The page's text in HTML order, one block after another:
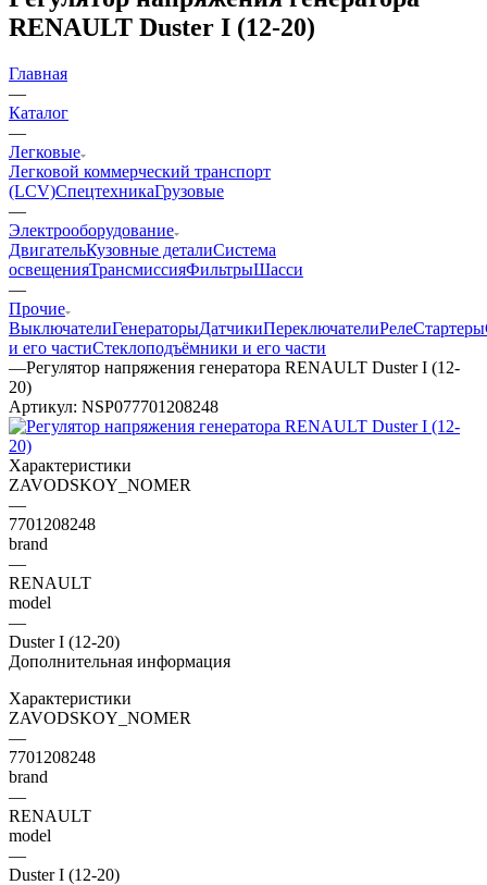
RENAULT Duster I (12-20)
Главная
—
Каталог
—
Легковые
Легковой коммерческий транспорт
(LCV)СпецтехникаГрузовые
—
Электрооборудование
ДвигательКузовные деталиСистема
освещенияТрансмиссияФильтрыШасси
—
Прочие
ВыключателиГенераторыДатчикиПереключателиРелеСтартеры
и его частиСтеклоподъёмники и его части
—Регулятор напряжения генератора RENAULT Duster I (12-
20)
Артикул: NSP077701208248
Характеристики
ZAVODSKOY_NOMER
—
7701208248
brand
—
RENAULT
model
—
Duster I (12-20)
Дополнительная информация
Характеристики
ZAVODSKOY_NOMER
—
7701208248
brand
—
RENAULT
model
—
Duster I (12-20)